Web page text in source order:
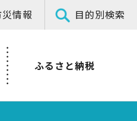
災情報 目的別検索
ふるさと納税